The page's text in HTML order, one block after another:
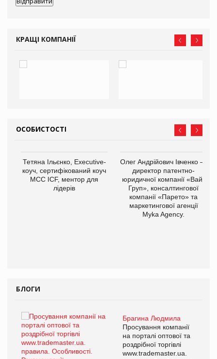
КРАЩІ КОМПАНІЇ
ОСОБИСТОСТІ
Тетяна Ільєнко, Executive-
коуч, сертифікований коуч
МСС ICF, ментор для
лідерів
Олег Андрійович Івченко —
директор патентно-
юридичної компанії «Вайз
Груп», консалтингової
компанії «Парето» та
маркетингової агенції
Myka Agency.
БЛОГИ
Брагина Людмила
Просування компанії
на порталі оптової та
роздрібної торгівлі
www.trademaster.ua.